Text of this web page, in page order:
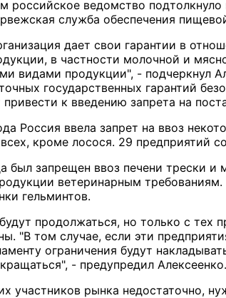
российское ведомство
служба обеспечения
дает свои гарантии в
в частности молочной и
видами продукции", - подчеркнул
государственных гарантий
к введению запрета на
Россия ввела запрет на ввоз
кроме лосося. 29 предприятий
был запрещен ввоз печени трески
ветеринарным
гельминтов.
продолжаться, но только с тех
"В том случае, если эти
ограничения будут
- предупредил Алексеенко.
участников рынка недостаточно,